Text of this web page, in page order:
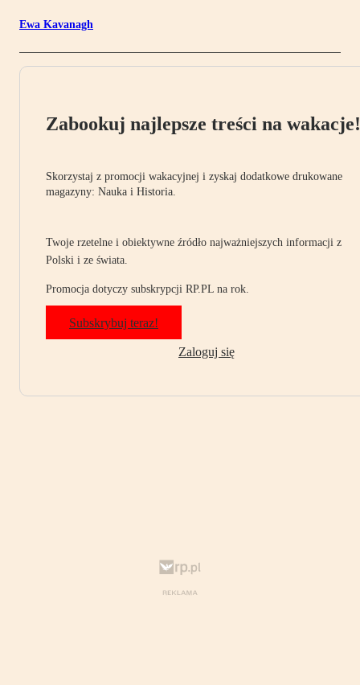
Ewa Kavanagh
Zabookuj najlepsze treści na wakacje!
Skorzystaj z promocji wakacyjnej i zyskaj dodatkowe drukowane
magazyny: Nauka i Historia.
Twoje rzetelne i obiektywne źródło najważniejszych informacji z
Polski i ze świata.
Promocja dotyczy subskrypcji RP.PL na rok.
Subskrybuj teraz!
Zaloguj się